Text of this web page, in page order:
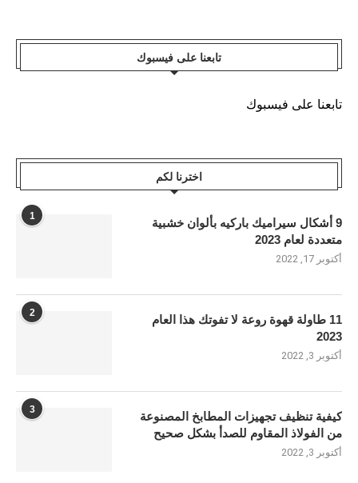
تابعنا على فيسبوك
تابعنا على فيسبوك
اخترنا لكم
1
9 أشكال سيراميك باركيه بألوان خشبية
متعددة لعام 2023
أكتوبر 17, 2022
2
11 طاولة قهوة روعة لا تفوتك هذا العام
2023
أكتوبر 3, 2022
3
كيفية تنظيف تجهيزات المطابخ المصنوعة
من الفولاذ المقاوم للصدأ بشكل صحيح
أكتوبر 3, 2022